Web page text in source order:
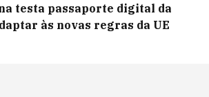
testa passaporte digital da
às novas regras da UE